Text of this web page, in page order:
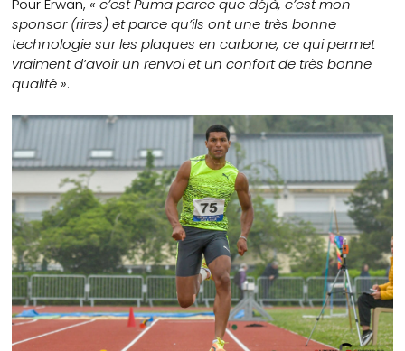
Pour Erwan,« c’est Puma parce que déjà, c’est mon
sponsor (rires) et parce qu’ils ont une très bonne
technologie sur les plaques en carbone, ce qui permet
vraiment d’avoir un renvoi et un confort de très bonne
qualité ».